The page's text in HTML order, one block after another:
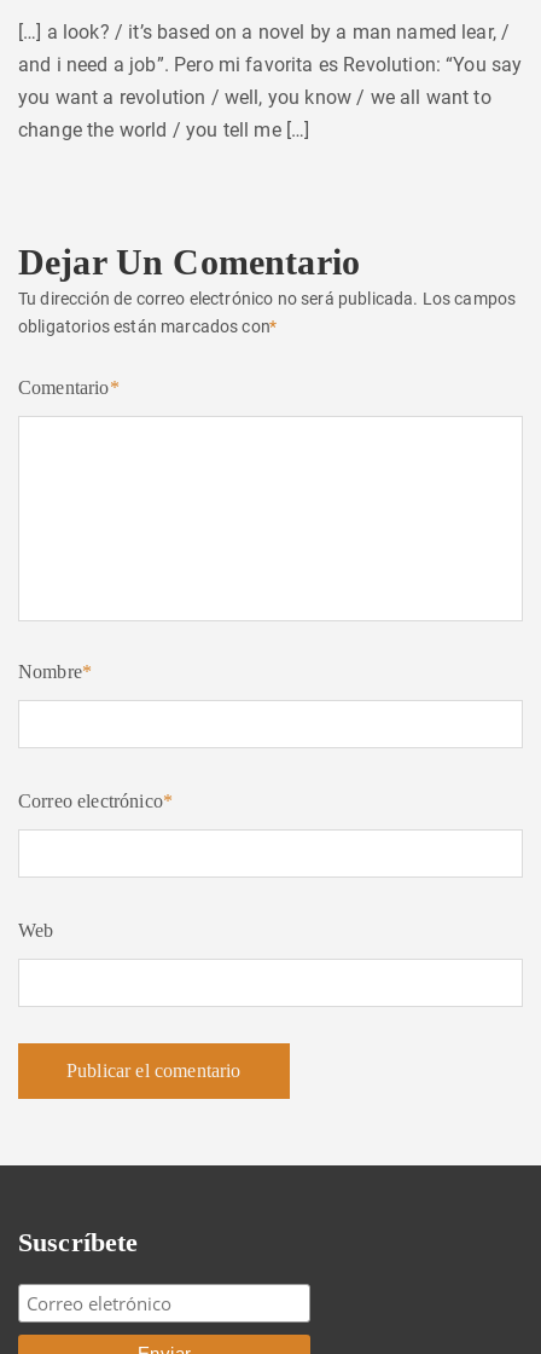
[…] a look? / it’s based on a novel by a man named lear, /
and i need a job”. Pero mi favorita es Revolution: “You say
you want a revolution / well, you know / we all want to
change the world / you tell me […]
Dejar Un Comentario
Tu dirección de correo electrónico no será publicada. Los campos
obligatorios están marcados con*
Comentario*
Nombre*
Correo electrónico*
Web
Suscríbete